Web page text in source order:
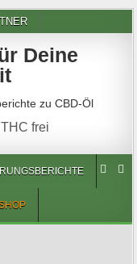
Deine
zu CBD-Öl